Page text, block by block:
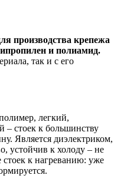
производства крепежа
и полиамид.
так и с его
легкий,
– стоек к большинству
Является диэлектриком,
устойчив к холоду – не
к нагреванию: уже